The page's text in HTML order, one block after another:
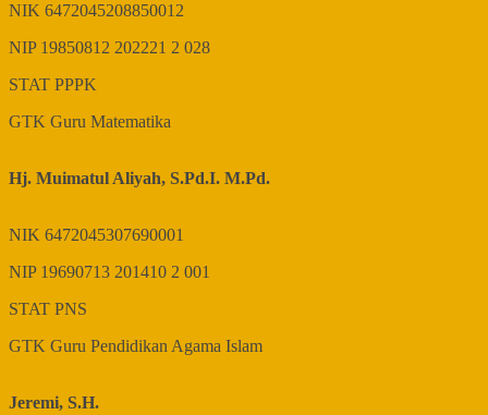
NIK 6472045208850012
NIP 19850812 202221 2 028
STAT PPPK
GTK Guru Matematika
Hj. Muimatul Aliyah, S.Pd.I. M.Pd.
NIK 6472045307690001
NIP 19690713 201410 2 001
STAT PNS
GTK Guru Pendidikan Agama Islam
Jeremi, S.H.